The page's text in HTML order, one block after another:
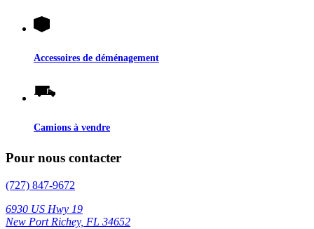
Accessoires de déménagement
Camions à vendre
Pour nous contacter
(727) 847-9672
6930 US Hwy 19
New Port Richey, FL 34652